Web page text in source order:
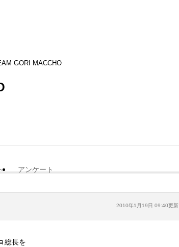
GORI MACCHO
アンケート
2010年1月19日 09:40更新
総長を